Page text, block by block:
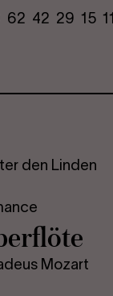
62 42 29​ 15 11
den Linden
Mozart